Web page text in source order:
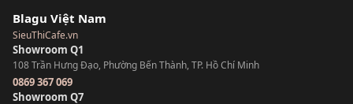
Blagu Việt Nam
SieuThiCafe.vn
Showroom Q1
108 Trần Hưng Đạo, Phường Bến Thành, TP. Hồ Chí Minh
0869 367 069
Showroom Q7